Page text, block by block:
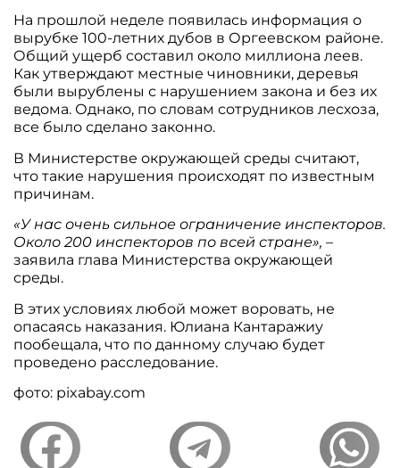
На прошлой неделе появилась информация о
вырубке 100-летних дубов в Оргеевском районе.
Общий ущерб составил около миллиона леев.
Как утверждают местные чиновники, деревья
были вырублены с нарушением закона и без их
ведома. Однако, по словам сотрудников лесхоза,
все было сделано законно.
В Министерстве окружающей среды считают,
что такие нарушения происходят по известным
причинам.
«У нас очень сильное ограничение инспекторов.
Около 200 инспекторов по всей стране», –
заявила глава Министерства окружающей
среды.
В этих условиях любой может воровать, не
опасаясь наказания. Юлиана Кантаражиу
пообещала, что по данному случаю будет
проведено расследование.
фото: pixabay.com